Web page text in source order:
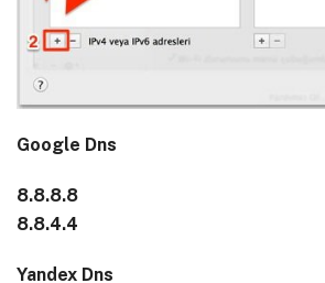
Google Dns
8.8.8.8
8.8.4.4
Yandex Dns